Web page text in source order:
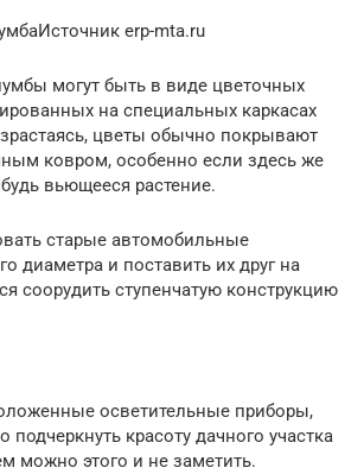
erp-mta.ru
могут быть в виде цветочных
на специальных каркасах
цветы обычно покрывают
ковром, особенно если здесь же
вьющееся растение.
старые автомобильные
диаметра и поставить их друг на
соорудить ступенчатую конструкцию
осветительные приборы,
красоту дачного участка
можно этого и не заметить.